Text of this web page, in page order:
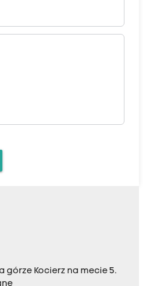
górze Kocierz na mecie 5.